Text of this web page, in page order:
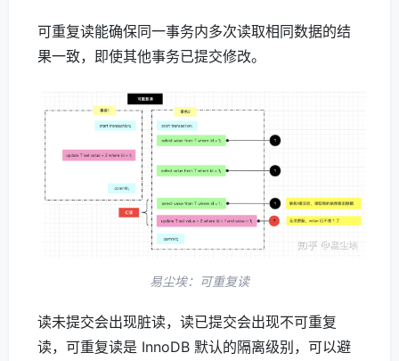
可重复读能确保同一事务内多次读取相同数据的结
果一致，即使其他事务已提交修改。
易尘埃：可重复读
读未提交会出现脏读，读已提交会出现不可重复
读，可重复读是 InnoDB 默认的隔离级别，可以避